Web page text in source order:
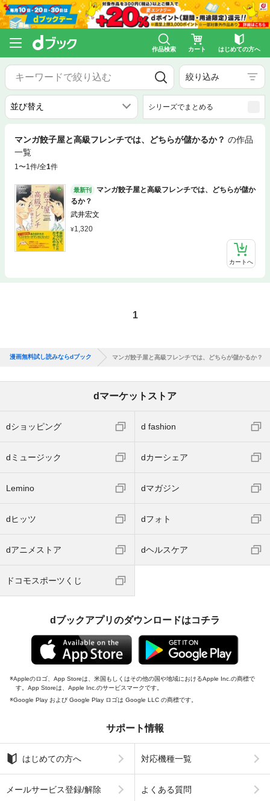
作品検索 カート はじめての方へ
絞り込み
シリーズでまとめる
マンガ餃子屋と高級フレンチでは、どちらが儲かるか？ の作品
一覧
1〜1件/全1件
最新刊
マンガ餃子屋と高級フレンチでは、どちらが儲か
るか？
武井宏文
1,320
カートへ
1
漫画無料試し読みならdブック マンガ餃子屋と高級フレンチでは、どちらが儲かるか？
dマーケットストア
dショッピング d fashion
dミュージック dカーシェア
Lemino dマガジン
dヒッツ dフォト
dアニメストア dヘルスケア
ドコモスポーツくじ
dブックアプリのダウンロードはコチラ
Appleのロゴ、App Storeは、米国もしくはその他の国や地域におけるApple Inc.の商標で
す。App Storeは、Apple Inc.のサービスマークです。
Google Play および Google Play ロゴは Google LLC の商標です。
サポート情報
はじめての方へ 対応機種一覧
メールサービス登録/解除 よくある質問